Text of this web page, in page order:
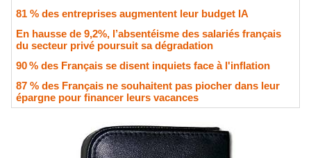
81 % des entreprises augmentent leur budget IA
En hausse de 9,2%, l’absentéisme des salariés français
du secteur privé poursuit sa dégradation
90 % des Français se disent inquiets face à l'inflation
87 % des Français ne souhaitent pas piocher dans leur
épargne pour financer leurs vacances